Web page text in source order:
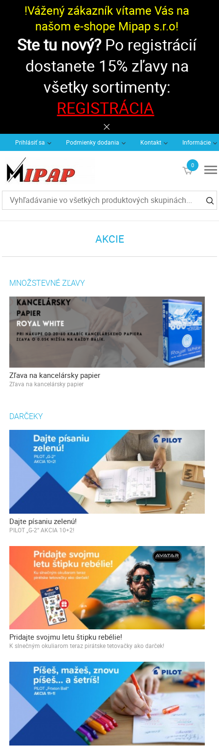
!Vážený zákazník vítame Vás na
našom e-shope Mipap s.r.o!
Ste tu nový?Po registrácií
dostanete 15% zľavy na
všetky sortimenty:
REGISTRÁCIA
Prihlásiť sa Podmienky dodania Kontakt Informácie
0
€0
AKCIE
MNOŽSTEVNÉ ZĽAVY
Zľava na kancelársky papier
Zľava na kancelársky papier
DARČEKY
Dajte písaniu zelenú!
PILOT „G-2“ AKCIA 10+2!
Pridajte svojmu letu štipku rebélie!
K slnečným okuliarom teraz pirátske tetovačky ako darček!